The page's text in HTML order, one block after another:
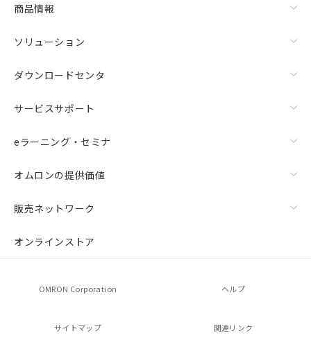
商品情報
ソリューション
ダウンロードセンタ
サービスサポート
eラーニング・セミナ
オムロンの提供価値
販売ネットワーク
オンラインストア
OMRON Corporation ヘルプ
サイトマップ 関連リンク